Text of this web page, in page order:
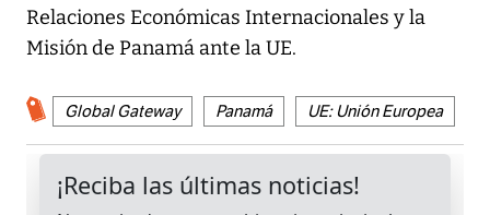
Relaciones Económicas Internacionales y la
Misión de Panamá ante la UE.
Global Gateway Panamá UE: Unión Europea